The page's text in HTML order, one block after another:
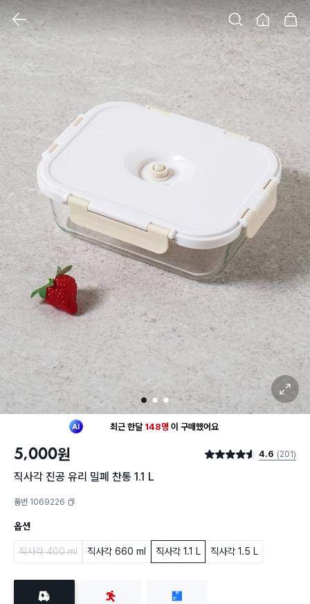
검색 홈 장바구니
클릭 시 이미지 확대 보기 팝업 열림
1 2 3
확대 보기
최근 한달 148명 이 구매했어요
구매했어요
5,000원 별점 4.6점 4.6 (201)
직사각 진공 유리 밀폐 찬통 1.1 L
품번 1069226
옵션
직사각 400 ml 직사각 660 ml 직사각 1.1 L 직사각 1.5 L